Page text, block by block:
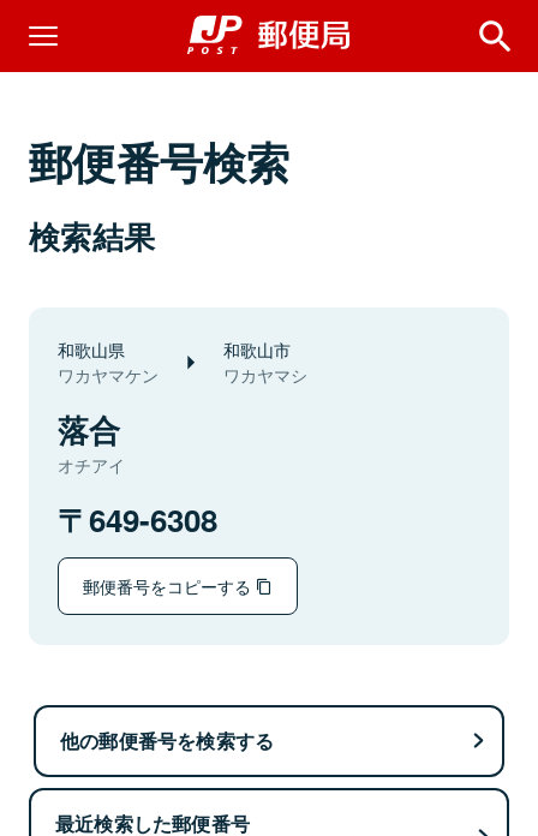
郵便番号検索
検索結果
和歌山県
ワカヤマケン
和歌山市
ワカヤマシ
落合
オチアイ
649-6308
郵便番号をコピーする
他の郵便番号を検索する
最近検索した郵便番号